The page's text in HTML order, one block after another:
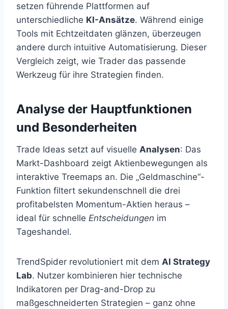
setzen führende Plattformen auf
unterschiedliche KI-Ansätze. Während einige
Tools mit Echtzeitdaten glänzen, überzeugen
andere durch intuitive Automatisierung. Dieser
Vergleich zeigt, wie Trader das passende
Werkzeug für ihre Strategien finden.
Analyse der Hauptfunktionen
und Besonderheiten
Trade Ideas setzt auf visuelle Analysen: Das
Markt-Dashboard zeigt Aktienbewegungen als
interaktive Treemaps an. Die „Geldmaschine“-
Funktion filtert sekundenschnell die drei
profitabelsten Momentum-Aktien heraus –
ideal für schnelle Entscheidungen im
Tageshandel.
TrendSpider revolutioniert mit dem AI Strategy
Lab. Nutzer kombinieren hier technische
Indikatoren per Drag-and-Drop zu
maßgeschneiderten Strategien – ganz ohne